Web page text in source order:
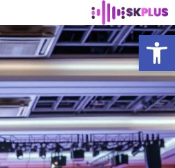
פתח סרגל נגישות